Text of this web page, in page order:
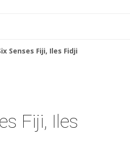
Senses Fiji, Iles Fidji
Fiji, Iles